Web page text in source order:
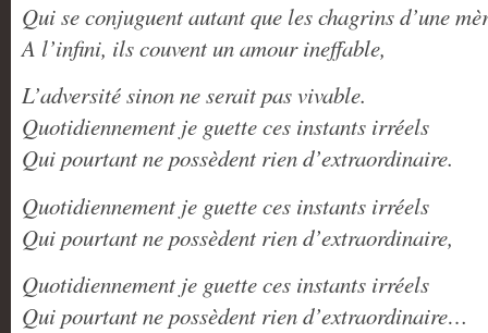
Qui se conjuguent autant que les chagrins d’une
A l’infini, ils couvent un amour ineffable,
L’adversité sinon ne serait pas vivable.
Quotidiennement je guette ces instants irréels
Qui pourtant ne possèdent rien d’extraordinaire.
Quotidiennement je guette ces instants irréels
Qui pourtant ne possèdent rien d’extraordinaire,
Quotidiennement je guette ces instants irréels
Qui pourtant ne possèdent rien d’extraordinaire…